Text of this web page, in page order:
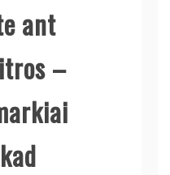
ant
–